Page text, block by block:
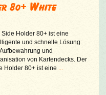
80+ White
Side Holder 80+ ist eine
und schnelle Lösung
und
von Kartendecks. Der
Holder 80+ ist eine ...